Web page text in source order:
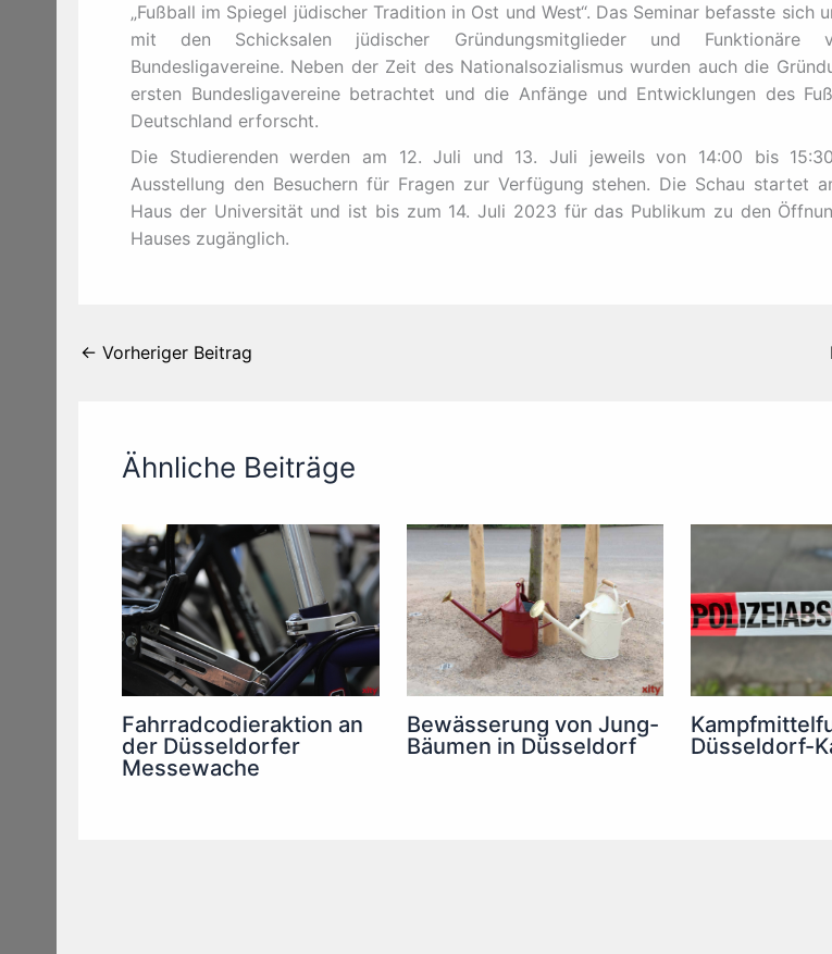
„Fußball im Spiegel jüdischer Tradition in Ost und West“. Das Seminar befasste sich
mit den Schicksalen jüdischer Gründungsmitglieder und Funktionäre
Bundesligavereine. Neben der Zeit des Nationalsozialismus wurden auch die
ersten Bundesligavereine betrachtet und die Anfänge und Entwicklungen des
Deutschland erforscht.
Die Studierenden werden am 12. Juli und 13. Juli jeweils von 14:00 bis
Ausstellung den Besuchern für Fragen zur Verfügung stehen. Die Schau startet
Haus der Universität und ist bis zum 14. Juli 2023 für das Publikum zu den
Hauses zugänglich.
← Vorheriger Beitrag
Ähnliche Beiträge
Fahrradcodieraktion an
der Düsseldorfer
Messewache
Bewässerung von Jung-
Bäumen in Düsseldorf
Düsseldorf-